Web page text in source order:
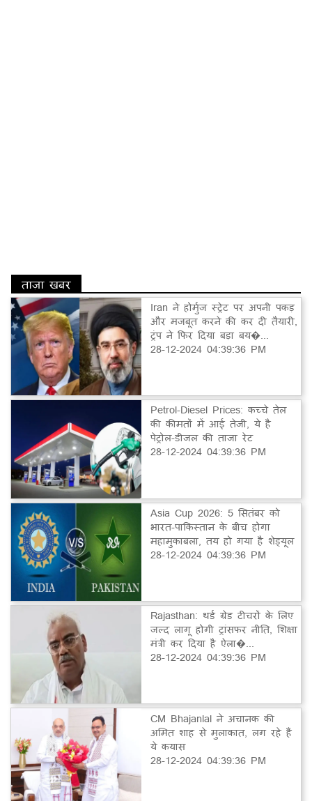
ताज़ा खबर
Iran ने होर्मुज स्ट्रेट पर अपनी पकड़
और मजबूत करने की कर दी तैयारी,
ट्रंप ने फिर दिया बड़ा बय�...
28-12-2024 04:39:36 PM
Petrol-Diesel Prices: कच्चे तेल
की कीमतों में आई तेजी, ये है
पेट्रोल-डीजल की ताजा रेट
28-12-2024 04:39:36 PM
Asia Cup 2026: 5 सितंबर को
भारत-पाकिस्तान के बीच होगा
महामुकाबला, तय हो गया है शेड्यूल
28-12-2024 04:39:36 PM
Rajasthan: थर्ड ग्रेड टीचरों के लिए
जल्द लागू होगी ट्रांसफर नीति, शिक्षा
मंत्री कर दिया है ऐला�...
28-12-2024 04:39:36 PM
CM Bhajanlal ने अचानक की
अमित शाह से मुलाकात, लग रहे हैं
ये कयास
28-12-2024 04:39:36 PM